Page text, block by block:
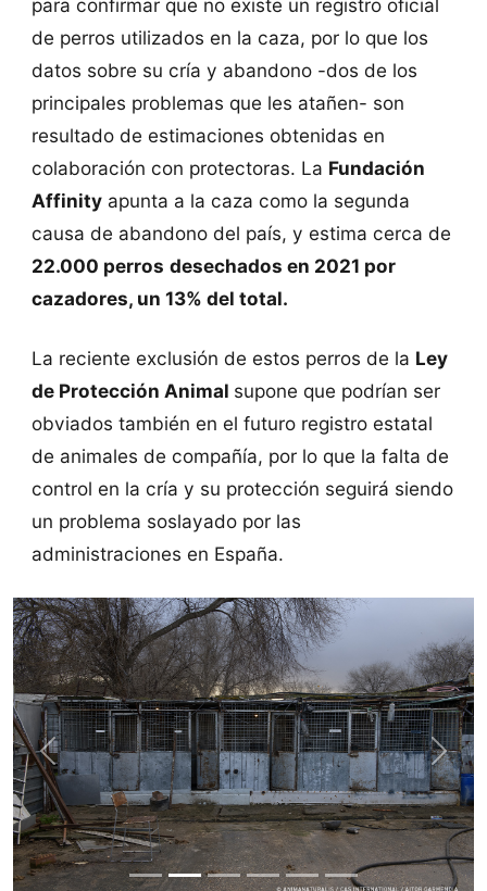
de perros utilizados en la caza, por lo que los
datos sobre su cría y abandono -dos de los
principales problemas que les atañen- son
resultado de estimaciones obtenidas en
colaboración con protectoras. La Fundación
Affinityapunta a la caza como la segunda
causa de abandono del país, y estima cerca de
22.000 perros desechados en 2021 por
cazadores, un 13% del total.
La reciente exclusión de estos perros de la Ley
de Protección Animal supone que podrían ser
obviados también en el futuro registro estatal
de animales de compañía, por lo que la falta de
control en la cría y su protección seguirá siendo
un problema soslayado por las
administraciones en España.
Previous Next